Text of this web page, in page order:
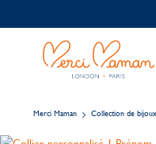
Merci Maman Collection de